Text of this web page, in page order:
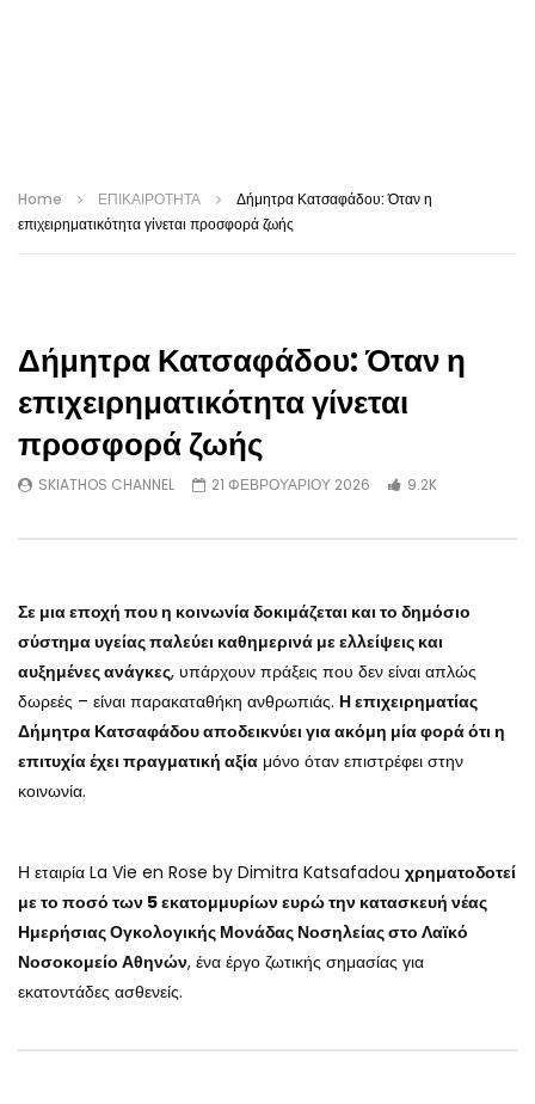
Home ΕΠΙΚΑΙΡΟΤΗΤΑ
Δήμητρα Κατσαφάδου: Όταν η
επιχειρηματικότητα γίνεται προσφορά ζωής
Δήμητρα Κατσαφάδου: Όταν η
επιχειρηματικότητα γίνεται
προσφορά ζωής
SKIATHOS CHANNEL 21 ΦΕΒΡΟΥΑΡΊΟΥ 2026 9.2K
Σε μια εποχή που η κοινωνία δοκιμάζεται και το δημόσιο
σύστημα υγείας παλεύει καθημερινά με ελλείψεις και
αυξημένες ανάγκες, υπάρχουν πράξεις που δεν είναι απλώς
δωρεές – είναι παρακαταθήκη ανθρωπιάς. Η επιχειρηματίας
Δήμητρα Κατσαφάδου αποδεικνύει για ακόμη μία φορά ότι η
επιτυχία έχει πραγματική αξία μόνο όταν επιστρέφει στην
κοινωνία.
Η εταιρία La Vie en Rose by Dimitra Katsafadou χρηματοδοτεί
με το ποσό των 5 εκατομμυρίων ευρώ την κατασκευή νέας
Ημερήσιας Ογκολογικής Μονάδας Νοσηλείας στο Λαϊκό
Νοσοκομείο Αθηνών, ένα έργο ζωτικής σημασίας για
εκατοντάδες ασθενείς.